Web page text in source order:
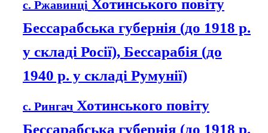
с. Ржавинці Хотинського повіту
Бессарабська губернія (до 1918 р.
у складі Росії), Бессарабія (до
1940 р. у складі Румунії)
с. Рингач Хотинського повіту
Бессарабська губернія (до 1918 р.